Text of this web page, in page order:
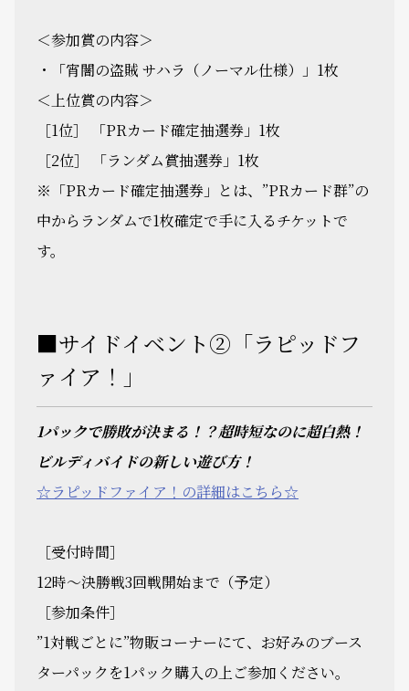
＜参加賞の内容＞
・「宵闇の盗賊 サハラ（ノーマル仕様）」1枚
＜上位賞の内容＞
［1位］ 「PRカード確定抽選券」1枚
［2位］ 「ランダム賞抽選券」1枚
※「PRカード確定抽選券」とは、”PRカード群”の
中からランダムで1枚確定で手に入るチケットで
す。
■サイドイベント②「ラピッドフ
ァイア！」
1パックで勝敗が決まる！？超時短なのに超白熱！
ビルディバイドの新しい遊び方！
☆ラピッドファイア！の詳細はこちら☆
［受付時間］
12時～決勝戦3回戦開始まで（予定）
［参加条件］
”1対戦ごとに”物販コーナーにて、お好みのブース
ターパックを1パック購入の上ご参加ください。